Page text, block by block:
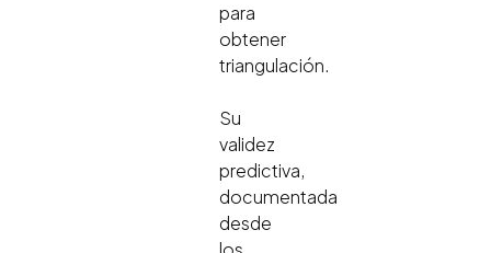
para
obtener
triangulación.
Su
validez
predictiva,
documentada
desde